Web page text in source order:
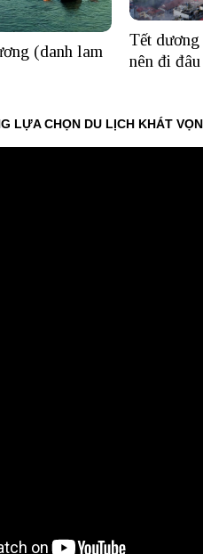
(danh lam
Tết
nên đi
LỰA CHỌN DU LỊCH KHÁT